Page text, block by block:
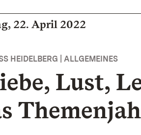
22. April 2022
HEIDELBERG | ALLGEMEINES
Lust,